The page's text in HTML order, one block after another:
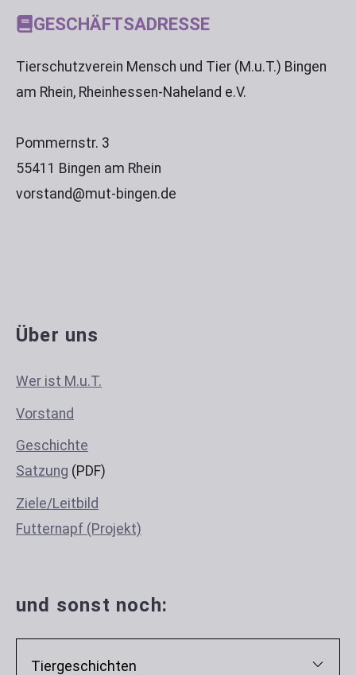
GESCHÄFTSADRESSE
Tierschutzverein Mensch und Tier (M.u.T.) Bingen
am Rhein, Rheinhessen-Naheland e.V.
Pommernstr. 3
55411 Bingen am Rhein
vorstand@mut-bingen.de
Über uns
Wer ist M.u.T.
Vorstand
Geschichte
Satzung (PDF)
Ziele/Leitbild
Futternapf (Projekt)
und sonst noch:
Tiergeschichten